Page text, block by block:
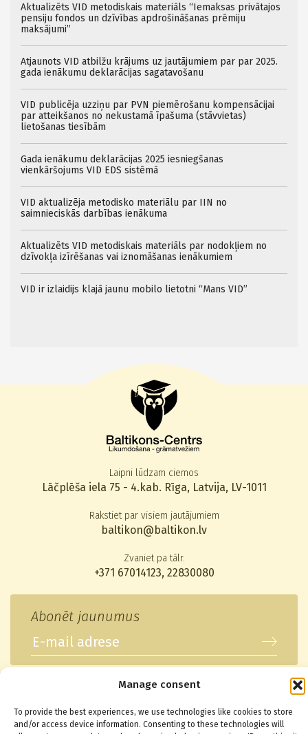
Manage consent
To provide the best experiences, we use technologies like cookies to store
and/or access device information. Consenting to these technologies will
Aktualizēts VID metodiskais materiāls “Iemaksas privātajos
pensiju fondos un dzīvības apdrošināšanas prēmiju
maksājumi”
Atjaunots VID atbilžu krājums uz jautājumiem par par 2025.
gada ienākumu deklarācijas sagatavošanu
VID publicēja uzziņu par PVN piemērošanu kompensācijai
par atteikšanos no nekustamā īpašuma (stāvvietas)
lietošanas tiesībām
Gada ienākumu deklarācijas 2025 iesniegšanas
vienkāršojums VID EDS sistēmā
VID aktualizēja metodisko materiālu par IIN no
saimnieciskās darbības ienākuma
Aktualizēts VID metodiskais materiāls par nodokļiem no
dzīvokļa izīrēšanas vai iznomāšanas ienākumiem
VID ir izlaidijs klajā jaunu mobilo lietotni “Mans VID”
Laipni lūdzam ciemos
Lāčplēša iela 75 - 4.kab. Rīga, Latvija, LV-1011
Rakstiet par visiem jautājumiem
baltikon@baltikon.lv
Zvaniet pa tālr.
+371 67014123, 22830080
Abonēt jaunumus